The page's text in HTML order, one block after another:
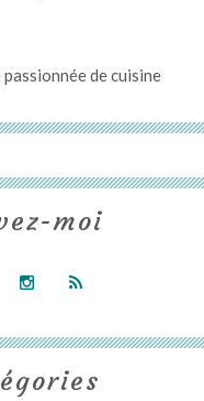
moi
passionnée de cuisine